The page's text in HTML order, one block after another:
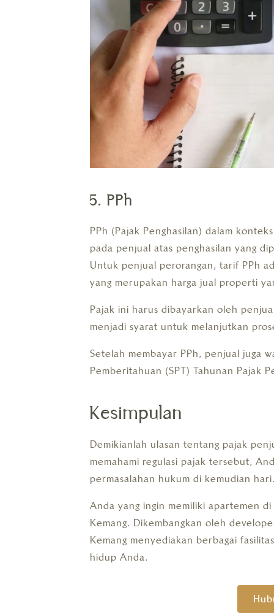
5. PPh
PPh (Pajak Penghasilan) dalam
pada penjual atas penghasilan yang
Untuk penjual perorangan, tarif PPh
yang merupakan harga jual properti
Pajak ini harus dibayarkan oleh
menjadi syarat untuk melanjutkan
Setelah membayar PPh, penjual juga
Pemberitahuan (SPT) Tahunan Pajak
Kesimpulan
Demikianlah ulasan tentang pajak
memahami regulasi pajak tersebut,
permasalahan hukum di kemudian
Anda yang ingin memiliki apartemen
Kemang. Dikembangkan oleh
Kemang menyediakan berbagai
hidup Anda.